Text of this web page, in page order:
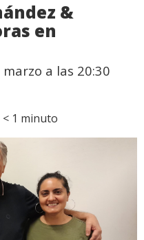
&
en
a las 20:30
< 1 minuto